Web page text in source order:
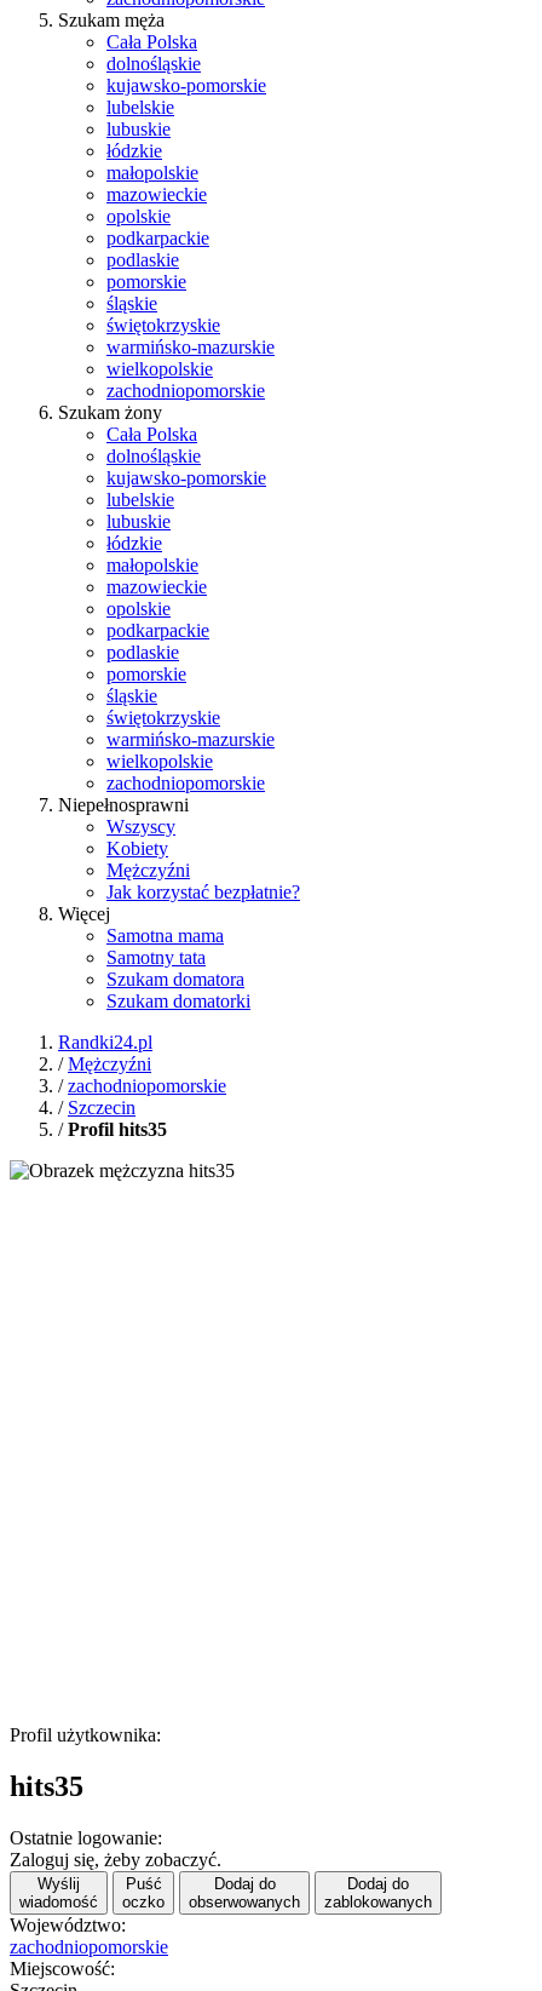
Szukam męża
Cała Polska
dolnośląskie
kujawsko-pomorskie
lubelskie
lubuskie
łódzkie
małopolskie
mazowieckie
opolskie
podkarpackie
podlaskie
pomorskie
śląskie
świętokrzyskie
warmińsko-mazurskie
wielkopolskie
zachodniopomorskie
Szukam żony
Cała Polska
dolnośląskie
kujawsko-pomorskie
lubelskie
lubuskie
łódzkie
małopolskie
mazowieckie
opolskie
podkarpackie
podlaskie
pomorskie
śląskie
świętokrzyskie
warmińsko-mazurskie
wielkopolskie
zachodniopomorskie
Niepełnosprawni
Wszyscy
Kobiety
Mężczyźni
Jak korzystać bezpłatnie?
Więcej
Samotna mama
Samotny tata
Szukam domatora
Szukam domatorki
Randki24.pl
/Mężczyźni
/zachodniopomorskie
/ Szczecin
/Profil hits35
Profil użytkownika:
hits35
Ostatnie logowanie:
Zaloguj się, żeby zobaczyć.
Wyślij
wiadomość
Puść
oczko
Dodaj do
obserwowanych
Dodaj do
zablokowanych
Województwo:
zachodniopomorskie
Miejscowość: